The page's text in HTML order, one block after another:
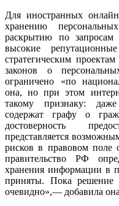
Для иностранных
хранению
раскрытию по запросам
высокие
стратегическим
законов о
ограничено «по
она, но при этом
такому признаку:
содержат графу о
достоверность
представляется
рисков в правовом поле
правительство РФ
хранения информации в
приняты. Пока
очевидно»,— добавила